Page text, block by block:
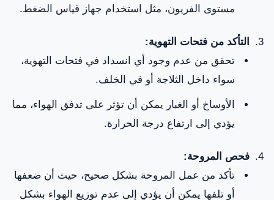
مستوى الفريون، مثل استخدام جهاز قياس الضغط.
التأكد من فتحات التهوية:
تحقق من عدم وجود أي انسداد في فتحات التهوية،
سواء داخل الثلاجة أو في الخلف.
الأوساخ أو الغبار يمكن أن تؤثر على تدفق الهواء، مما
يؤدي إلى ارتفاع درجة الحرارة.
فحص المروحة:
تأكد من عمل المروحة بشكل صحيح، حيث أن ضعفها
أو تلفها يمكن أن يؤدي إلى عدم توزيع الهواء بشكل